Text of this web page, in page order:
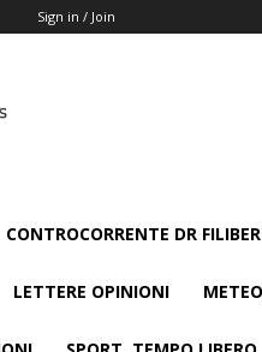
Sign in / Join
CONTROCORRENTE DR
LETTERE OPINIONI